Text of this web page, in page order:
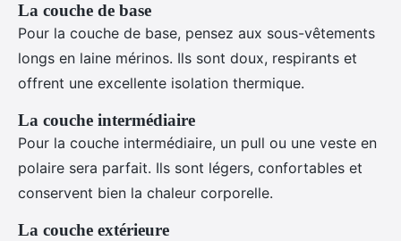
La couche de base
Pour la couche de base, pensez aux sous-vêtements
longs en laine mérinos. Ils sont doux, respirants et
offrent une excellente isolation thermique.
La couche intermédiaire
Pour la couche intermédiaire, un pull ou une veste en
polaire sera parfait. Ils sont légers, confortables et
conservent bien la chaleur corporelle.
La couche extérieure